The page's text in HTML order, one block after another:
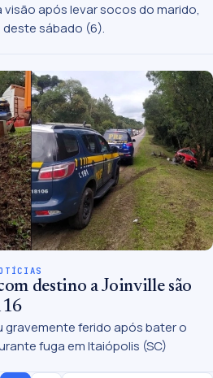
visão após levar socos do marido,
sábado (6).
destino a Joinville são
ferido após bater o
fuga em Itaiópolis (SC)